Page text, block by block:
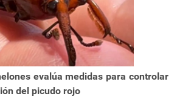
evalúa medidas para controlar
del picudo rojo